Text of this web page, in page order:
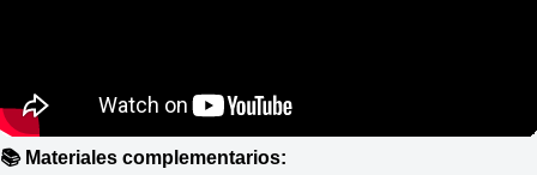
📚 Materiales complementarios: